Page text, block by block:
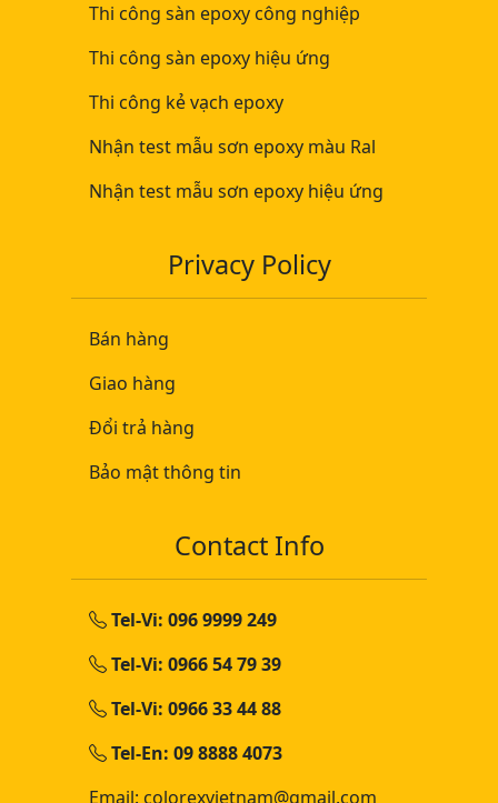
Thi công sàn epoxy công nghiệp
Thi công sàn epoxy hiệu ứng
Thi công kẻ vạch epoxy
Nhận test mẫu sơn epoxy màu Ral
Nhận test mẫu sơn epoxy hiệu ứng
Privacy Policy
Bán hàng
Giao hàng
Đổi trả hàng
Bảo mật thông tin
Contact Info
Tel-Vi: 096 9999 249
Tel-Vi: 0966 54 79 39
Tel-Vi: 0966 33 44 88
Tel-En: 09 8888 4073
Email: colorexvietnam@gmail.com